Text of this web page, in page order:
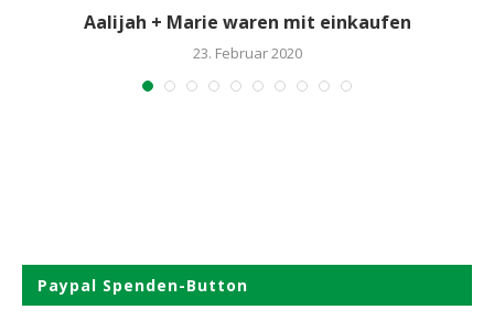
Aalijah + Marie waren mit einkaufen
23. Februar 2020
Paypal Spenden-Button